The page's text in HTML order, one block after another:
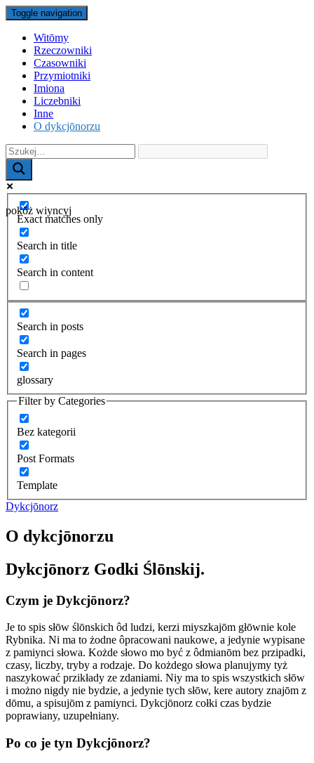
Toggle navigation
Witōmy
Rzeczowniki
Czasowniki
Przymiotniki
Imiona
Liczebniki
Inne
O dykcjōnorzu
pokŏż wiyncyj
Exact matches only
Search in title
Search in content
Search in posts
Search in pages
glossary
Filter by Categories
Bez kategorii
Post Formats
Template
Dykcjōnorz
O dykcjōnorzu
Dykcjōnorz Godki Ślōnskij.
Czym je Dykcjōnorz?
Je to spis słōw ślōnskich ôd ludzi, kerzi miyszkajōm głōwnie kole
Rybnika. Ni ma to żodne ôpracowani naukowe, a jedynie wypisane
z pamiynci słowa. Kożde słowo mo być z ôdmianōm bez przipadki,
czasy, liczby, tryby a rodzaje. Do kożdego słowa planujymy tyż
naszykować przikłady ze zdaniami. Niy ma to spis wszystkich słōw
i możno nigdy nie bydzie, a jedynie tych słōw, kere autory znajōm z
dōmu, a spisujōm z pamiynci. Dykcjōnorz cołki czas bydzie
poprawiany, uzupełniany.
Po co je tyn Dykcjōnorz?